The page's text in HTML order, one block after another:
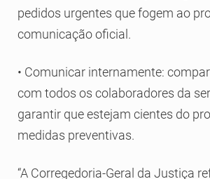
pedidos urgentes que fogem ao
comunicação oficial.
• Comunicar internamente:
com todos os colaboradores da
garantir que estejam cientes do
medidas preventivas.
“A Corregedoria-Geral da Justiça